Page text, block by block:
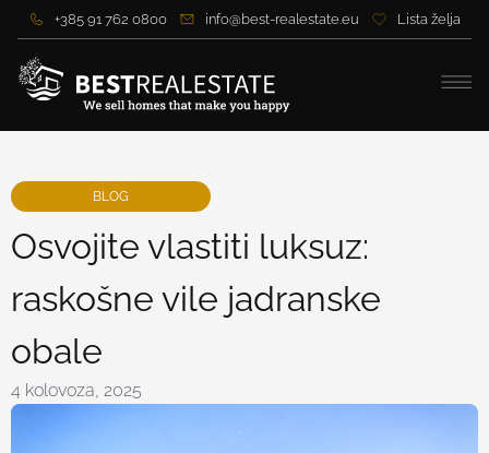
+385 91 762 0800 info@best-realestate.eu Lista želja
BLOG
Osvojite vlastiti luksuz:
raskošne vile jadranske
obale
4 kolovoza, 2025